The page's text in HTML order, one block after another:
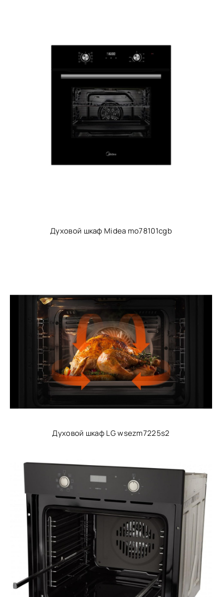
Духовой шкаф Midea mo78101cgb
Духовой шкаф LG wsezm7225s2